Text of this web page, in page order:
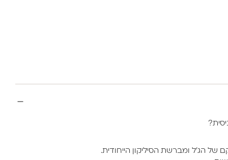
הג’ל ומברשת הסיליקון הייחודית.